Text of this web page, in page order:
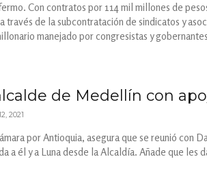
Con contratos por 114 mil millones de
través de la subcontratación de sindicatos y
manejado por congresistas y
de Medellín con
2021
por Antioquia, asegura que se reunió con
él y a Luna desde la Alcaldía. Añade que les